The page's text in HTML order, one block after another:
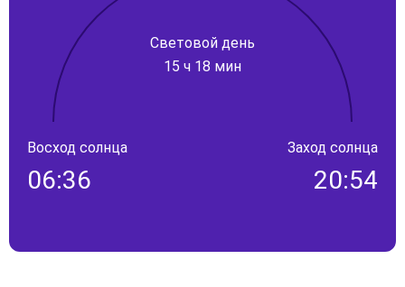
Световой день
15 ч 18 мин
Восход солнца
06:36
Заход солнца
20:54